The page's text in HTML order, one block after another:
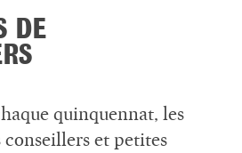
DE
quinquennat, les
conseillers et petites